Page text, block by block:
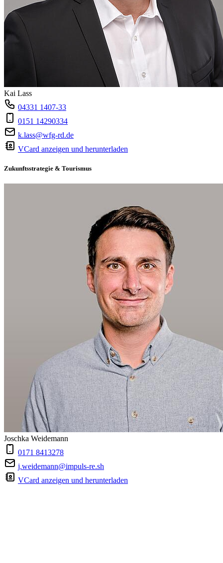
Kai Lass
04331 1407-33
0151 14290334
k.lass@wfg-rd.de
VCard anzeigen und herunterladen
Zukunftsstrategie & Tourismus
Joschka Weidemann
0171 8413278
j.weidemann@impuls-re.sh
VCard anzeigen und herunterladen